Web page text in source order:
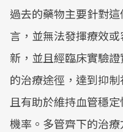
過去的藥物主要針對
言，並無法發揮療效
新，並且經臨床實驗
的治療途徑，達到抑
且有助於維持血管穩
機率。多管齊下的治